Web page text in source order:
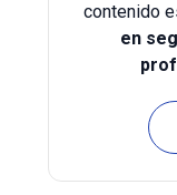
contenido
en